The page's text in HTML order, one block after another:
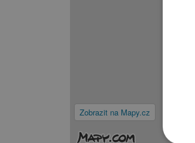
Zobrazit na Mapy.cz